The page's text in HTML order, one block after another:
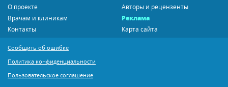
О проекте
Авторы и рецензенты
Врачам и клиникам
Реклама
Контакты
Карта сайта
Сообщить об ошибке
Политика конфиденциальности
Пользовательское соглашение